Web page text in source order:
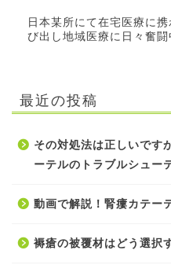
日本某所にて在宅医療に
び出し地域医療に日々奮闘
最近の投稿
その対処法は正しいで
ーテルのトラブルシュー
動画で解説！腎瘻カテー
褥瘡の被覆材はどう選択